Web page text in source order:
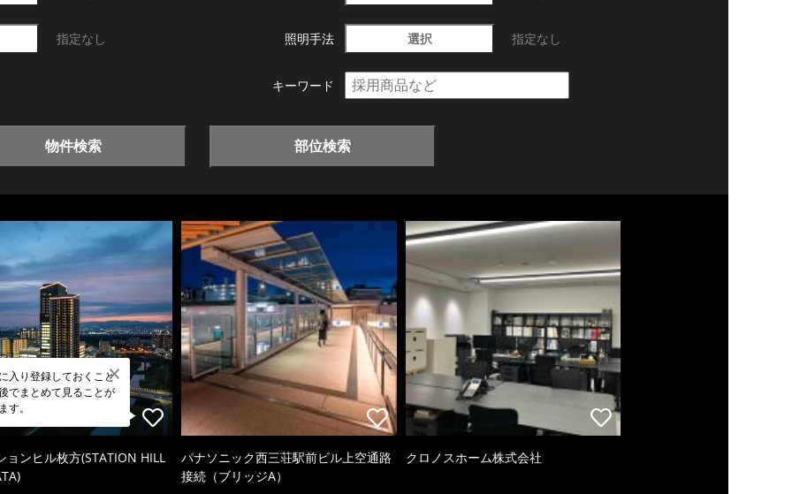
指定なし 照明手法 選択 指定なし
キーワード
物件検索 部位検索
入り登録しておくこと
でまとめて見ることが
す。
ョンヒル枚方(STATION HILL
パナソニック西三荘駅前ビル上空通路
接続（ブリッジA）
クロノスホーム株式会社